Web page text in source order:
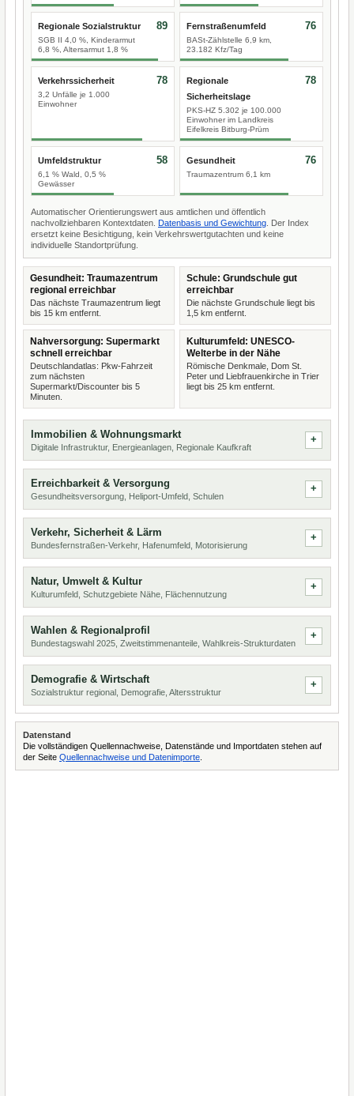
Regionale Sozialstruktur
SGB II 4,0 %, Kinderarmut
6,8 %, Altersarmut 1,8 %
89 Fernstraßenumfeld
BASt-Zählstelle 6,9 km,
23.182 Kfz/Tag
76
Verkehrssicherheit
3,2 Unfälle je 1.000
Einwohner
78
Regionale
Sicherheitslage
PKS-HZ 5.302 je 100.000
Einwohner im Landkreis
Eifelkreis Bitburg-Prüm
78
Umfeldstruktur
6,1 % Wald, 0,5 %
Gewässer
58 Gesundheit
Traumazentrum 6,1 km
76
Automatischer Orientierungswert aus amtlichen und öffentlich
nachvollziehbaren Kontextdaten. Datenbasis und Gewichtung . Der Index
ersetzt keine Besichtigung, kein Verkehrswertgutachten und keine
individuelle Standortprüfung.
Gesundheit: Traumazentrum
regional erreichbar
Das nächste Traumazentrum liegt
bis 15 km entfernt.
Schule: Grundschule gut
erreichbar
Die nächste Grundschule liegt bis
1,5 km entfernt.
Nahversorgung: Supermarkt
schnell erreichbar
Deutschlandatlas: Pkw-Fahrzeit
zum nächsten
Supermarkt/Discounter bis 5
Minuten.
Kulturumfeld: UNESCO-
Welterbe in der Nähe
Römische Denkmale, Dom St.
Peter und Liebfrauenkirche in Trier
liegt bis 25 km entfernt.
Immobilien & Wohnungsmarkt
Digitale Infrastruktur, Energieanlagen, Regionale Kaufkraft
Erreichbarkeit & Versorgung
Gesundheitsversorgung, Heliport-Umfeld, Schulen
Verkehr, Sicherheit & Lärm
Bundesfernstraßen-Verkehr, Hafenumfeld, Motorisierung
Natur, Umwelt & Kultur
Kulturumfeld, Schutzgebiete Nähe, Flächennutzung
Wahlen & Regionalprofil
Bundestagswahl 2025, Zweitstimmenanteile, Wahlkreis-Strukturdaten
Demografie & Wirtschaft
Sozialstruktur regional, Demografie, Altersstruktur
Datenstand
Die vollständigen Quellennachweise, Datenstände und Importdaten stehen auf
der Seite Quellennachweise und Datenimporte